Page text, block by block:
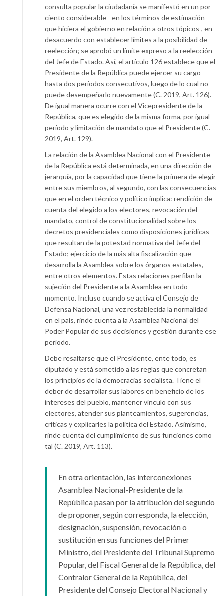
consulta popular la ciudadanía se manifestó en un por
ciento considerable –en los términos de estimación
que hiciera el gobierno en relación a otros tópicos-, en
desacuerdo con establecer límites a la posibilidad de
reelección; se aprobó un límite expreso a la reelección
del Jefe de Estado. Así, el artículo 126 establece que el
Presidente de la República puede ejercer su cargo
hasta dos períodos consecutivos, luego de lo cual no
puede desempeñarlo nuevamente (C. 2019, Art. 126).
De igual manera ocurre con el Vicepresidente de la
República, que es elegido de la misma forma, por igual
período y limitación de mandato que el Presidente (C.
2019, Art. 129).
La relación de la Asamblea Nacional con el Presidente
de la República está determinada, en una dirección de
jerarquía, por la capacidad que tiene la primera de elegir
entre sus miembros, al segundo, con las consecuencias
que en el orden técnico y político implica: rendición de
cuenta del elegido a los electores, revocación del
mandato, control de constitucionalidad sobre los
decretos presidenciales como disposiciones jurídicas
que resultan de la potestad normativa del Jefe del
Estado; ejercicio de la más alta fiscalización que
desarrolla la Asamblea sobre los órganos estatales,
entre otros elementos. Estas relaciones perfilan la
sujeción del Presidente a la Asamblea en todo
momento. Incluso cuando se activa el Consejo de
Defensa Nacional, una vez restablecida la normalidad
en el país, rinde cuenta a la Asamblea Nacional del
Poder Popular de sus decisiones y gestión durante ese
período.
Debe resaltarse que el Presidente, ente todo, es
diputado y está sometido a las reglas que concretan
los principios de la democracias socialista. Tiene el
deber de desarrollar sus labores en beneficio de los
intereses del pueblo, mantener vínculo con sus
electores, atender sus planteamientos, sugerencias,
críticas y explicarles la política del Estado. Asimismo,
rinde cuenta del cumplimiento de sus funciones como
tal (C. 2019, Art. 113).
En otra orientación, las interconexiones
Asamblea Nacional-Presidente de la
República pasan por la atribución del segundo
de proponer, según corresponda, la elección,
designación, suspensión, revocación o
sustitución en sus funciones del Primer
Ministro, del Presidente del Tribunal Supremo
Popular, del Fiscal General de la República, del
Contralor General de la República, del
Presidente del Consejo Electoral Nacional y